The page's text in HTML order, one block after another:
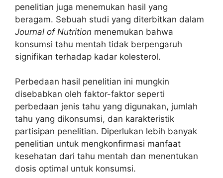
penelitian juga menemukan hasil yang
beragam. Sebuah studi yang diterbitkan dalam
Journal of Nutrition menemukan bahwa
konsumsi tahu mentah tidak berpengaruh
signifikan terhadap kadar kolesterol.
Perbedaan hasil penelitian ini mungkin
disebabkan oleh faktor-faktor seperti
perbedaan jenis tahu yang digunakan, jumlah
tahu yang dikonsumsi, dan karakteristik
partisipan penelitian. Diperlukan lebih banyak
penelitian untuk mengkonfirmasi manfaat
kesehatan dari tahu mentah dan menentukan
dosis optimal untuk konsumsi.